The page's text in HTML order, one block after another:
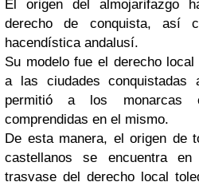
El origen del almojarifazgo
derecho de conquista, así
hacendística andalusí.
Su modelo fue el derecho
a las ciudades
permitió a los monarcas
comprendidas en el mismo.
De esta manera, el origen de
castellanos se encuentra
trasvase del derecho local